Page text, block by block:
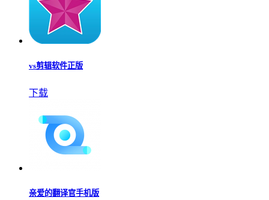
vs剪辑软件正版
下载
亲爱的翻译官手机版